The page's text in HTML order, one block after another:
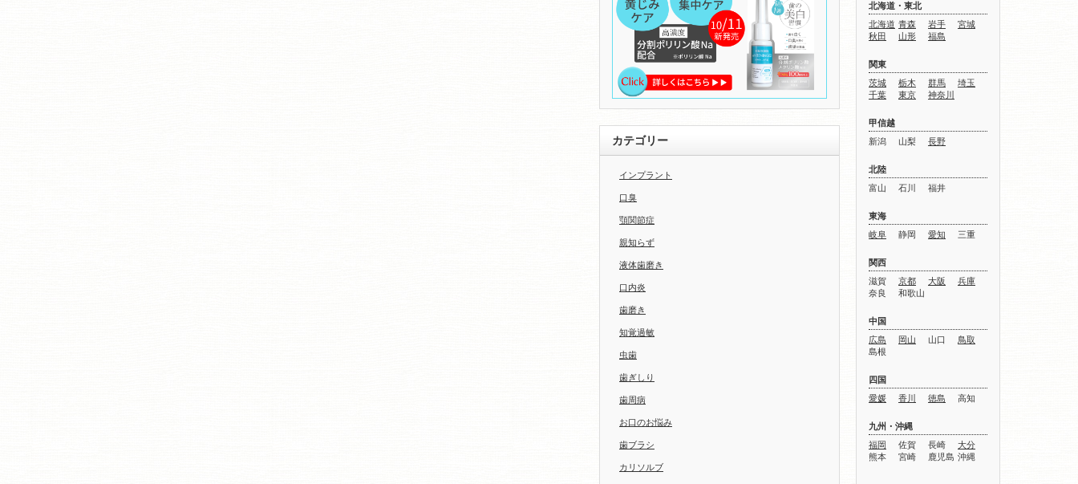
カテゴリー
インプラント
口臭
顎関節症
親知らず
液体歯磨き
口内炎
歯磨き
知覚過敏
虫歯
歯ぎしり
歯周病
お口のお悩み
歯ブラシ
カリソルブ
北海道・東北
北海道 青森 岩手
宮城
秋田
山形 福島
関東
茨城
栃木 群馬
埼玉
千葉
東京 神奈川
甲信越
新潟
山梨 長野
北陸
富山
石川 福井
東海
岐阜
静岡 愛知 三重
関西
滋賀
京都 大阪
兵庫
奈良
和歌山
中国
広島
岡山 山口
鳥取
島根
四国
愛媛
香川 徳島 高知
九州・沖縄
福岡
佐賀 長崎
大分
熊本
宮崎 鹿児島 沖縄